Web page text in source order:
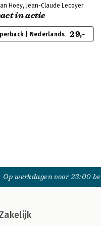
Hoey, Jean-Claude Lecoyer
in actie
| Nederlands 29,-
Op werkdagen voor 23:00